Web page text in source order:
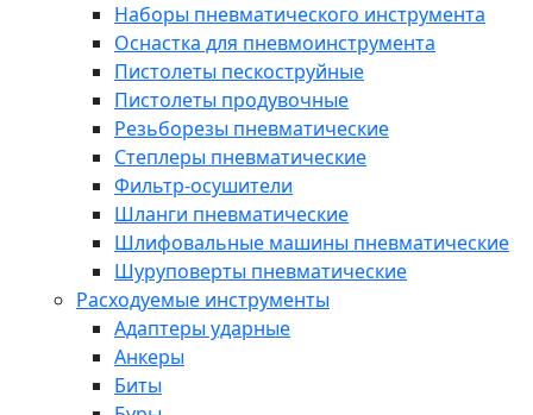
Наборы пневматического инструмента
Оснастка для пневмоинструмента
Пистолеты пескоструйные
Пистолеты продувочные
Резьборезы пневматические
Степлеры пневматические
Фильтр-осушители
Шланги пневматические
Шлифовальные машины пневматические
Шуруповерты пневматические
Расходуемые инструменты
Адаптеры ударные
Анкеры
Биты